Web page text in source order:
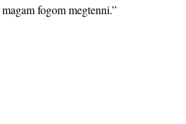
fogom megtenni.”